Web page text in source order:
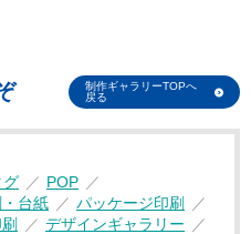
制作ギャラリーTOPへ
戻る
グ
POP
台紙
パッケージ印刷
デザインギャラリー